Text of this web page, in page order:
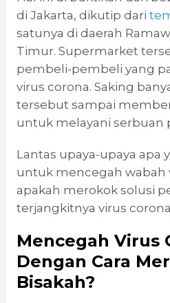
di Jakarta, dikutip dari
satunya di daerah
Timur. Supermarket
pembeli-pembeli yang
virus corona. Saking
tersebut sampai
untuk melayani serbuan
Lantas upaya-upaya apa
untuk mencegah wabah
apakah merokok solusi
terjangkitnya virus
Mencegah Virus
Dengan Cara
Bisakah?